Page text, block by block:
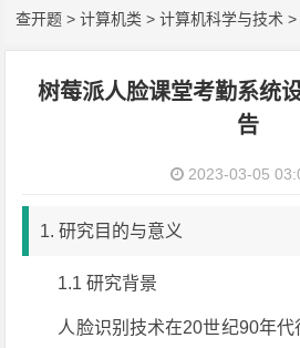
查开题 >计算机类 >计算机科学与技术 >
树莓派人脸课堂考勤系统
告
2023-03-05
1. 研究目的与意义
1.1 研究背景
人脸识别技术在20世纪90年